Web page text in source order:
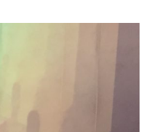
Studierenden des
Begegnungen und